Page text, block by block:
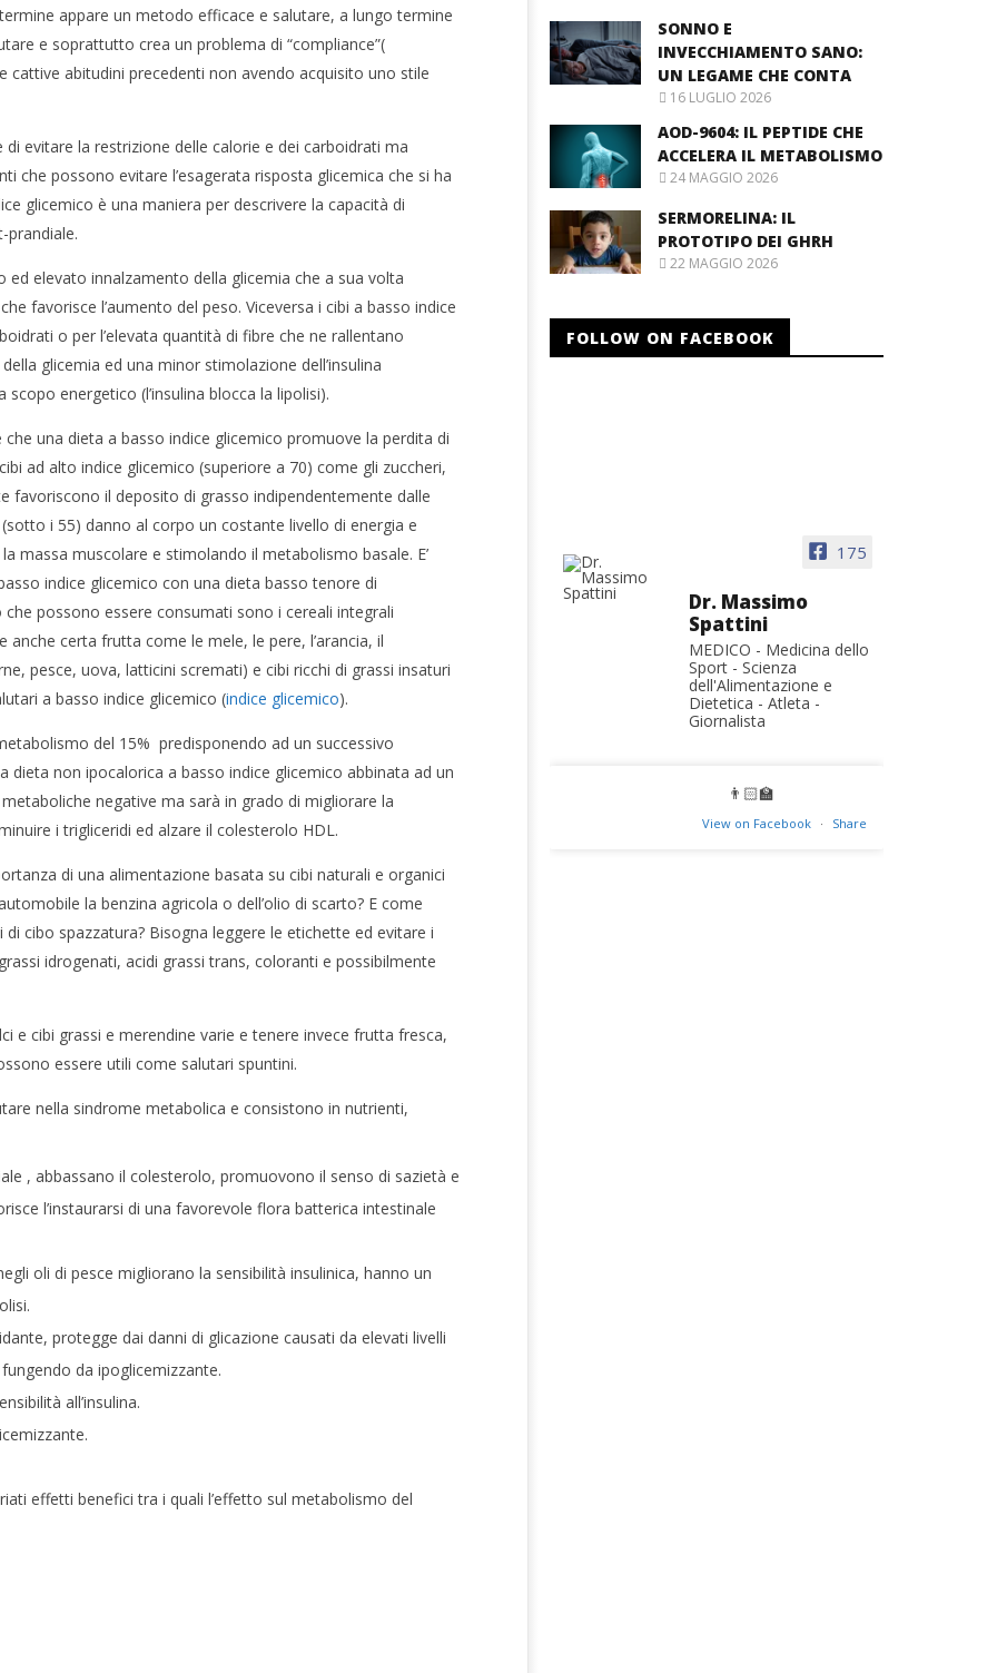
appare un metodo efficace e salutare, a lungo termine
e soprattutto crea un problema di “compliance”(
cattive abitudini precedenti non avendo acquisito uno stile
di evitare la restrizione delle calorie e dei carboidrati ma
che possono evitare l’esagerata risposta glicemica che si ha
glicemico è una maniera per descrivere la capacità di
prandiale.
ed elevato innalzamento della glicemia che a sua volta
favorisce l’aumento del peso. Viceversa i cibi a basso indice
o per l’elevata quantità di fibre che ne rallentano
glicemia ed una minor stimolazione dell’insulina
energetico (l’insulina blocca la lipolisi).
una dieta a basso indice glicemico promuove la perdita di
ad alto indice glicemico (superiore a 70) come gli zuccheri,
favoriscono il deposito di grasso indipendentemente dalle
i 55) danno al corpo un costante livello di energia e
massa muscolare e stimolando il metabolismo basale. E’
indice glicemico con una dieta basso tenore di
possono essere consumati sono i cereali integrali
anche certa frutta come le mele, le pere, l’arancia, il
pesce, uova, latticini scremati) e cibi ricchi di grassi insaturi
a basso indice glicemico (indice glicemico).
del 15% predisponendo ad un successivo
dieta non ipocalorica a basso indice glicemico abbinata ad un
negative ma sarà in grado di migliorare la
i trigliceridi ed alzare il colesterolo HDL.
di una alimentazione basata su cibi naturali e organici
la benzina agricola o dell’olio di scarto? E come
cibo spazzatura? Bisogna leggere le etichette ed evitare i
idrogenati, acidi grassi trans, coloranti e possibilmente
e cibi grassi e merendine varie e tenere invece frutta fresca,
essere utili come salutari spuntini.
nella sindrome metabolica e consistono in nutrienti,
, abbassano il colesterolo, promuovono il senso di sazietà e
l’instaurarsi di una favorevole flora batterica intestinale
oli di pesce migliorano la sensibilità insulinica, hanno un
protegge dai danni di glicazione causati da elevati livelli
da ipoglicemizzante.
all’insulina.
effetti benefici tra i quali l’effetto sul metabolismo del
SONNO E
INVECCHIAMENTO SANO:
UN LEGAME CHE CONTA
16 LUGLIO 2026
AOD-9604: IL PEPTIDE CHE
ACCELERA IL METABOLISMO
24 MAGGIO 2026
SERMORELINA: IL
PROTOTIPO DEI GHRH
22 MAGGIO 2026
FOLLOW ON FACEBOOK
175
Dr. Massimo
Spattini
MEDICO - Medicina dello
Sport - Scienza
dell'Alimentazione e
Dietetica - Atleta -
Giornalista
👨🏻‍🏫
View on Facebook · Share